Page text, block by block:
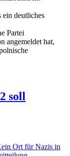
ein deutliches
Partei
angemeldet hat,
soll
Ort für Nazis in